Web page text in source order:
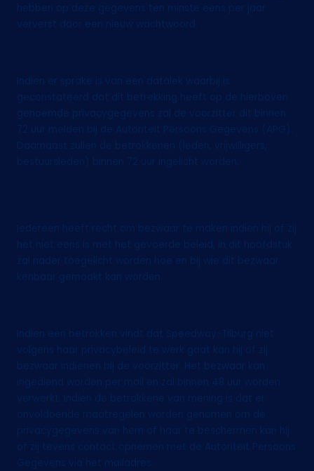
hebben op deze gegevens ten minste eens per jaar
ververst door een nieuw wachtwoord.
Indien er sprake is van een datalek waarbij is
geconstateerd dat dit betrekking heeft op de hierboven
genoemde privacygegevens zal de voorzitter dit binnen
72 uur melden bij de Autoriteit Persoons Gegevens (APG).
Daarnaast zullen de betrokkenen (leden, vrijwilligers,
bestuursleden) binnen 72 uur ingelicht worden.
Iedereen heeft recht om bezwaar te maken indien hij of zij
het niet eens is met het gevoerde beleid, in dit hoofdstuk
zal nader toegelicht worden hoe en bij wie dit bezwaar
kenbaar gemaakt kan worden.
Indien een betrokken vindt dat Speedway-Tilburg niet
volgens haar privacybeleid te werk gaat kan hij of zij
bezwaar indienen bij de voorzitter. Het bezwaar kan
ingediend worden per mail en zal binnen 48 uur worden
verwerkt. Indien de betrokkene van mening is dat er
onvoldoende maatregelen worden genomen om de
privacygegevens van hem of haar te beschermen kan hij
of zij tevens contact opnemen met de Autoriteit Persoons
Gegevens via het mailadres.